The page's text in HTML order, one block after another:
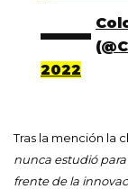
—
2022
Tras la mención la
nunca estudió para
frente de la